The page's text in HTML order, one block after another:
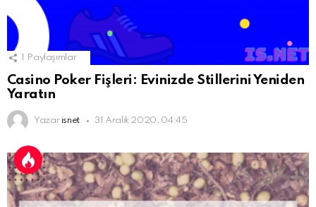
Paylaşımlar
Casino Poker Fişleri: Evinizde Stillerini Yeniden
Yaratın
Yazar isnet 31 Aralık 2020, 04:45